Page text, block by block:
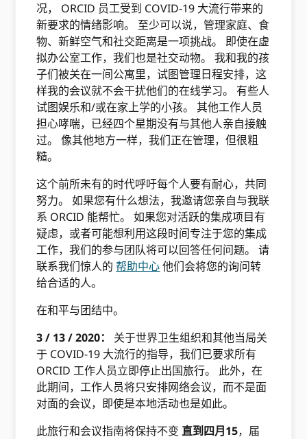
况， ORCID 员工受到 COVID-19 大流行带来的
新要求的情绪影响。 至少可以说，管理家庭、食
物、新鲜空气和社交距离是一项挑战。 即使在虚
拟办公室工作，我们也是社交动物。 我和我的孩
子们被关在一间公寓里，试图管理日程安排，这
样我的会议就不会干扰他们的在线学习。 有些人
试图娱乐和/或在家上学的小孩。 其他工作人员
担心哮喘，已经四个星期没有与其他人亲自接触
过。 像其他地方一样，我们正在管理，但很粗
糙。
这个前所未有的时代呼吁每个人要有耐心，共同
努力。 如果您有什么想法，我邀请您亲自与我联
系 ORCID 能帮忙。 如果您对活跃的集成项目有
疑虑，或者可能想利用这段时间专注于您的集成
工作，我们的参与团队将可以回答任何问题。 请
联系我们惊人的帮助中心他们会将您的询问转
给合适的人。
在和平与团结中。
3 / 13 / 2020： 关于世界卫生组织和其他当局关
于 COVID-19 大流行的指导，我们已要求所有
ORCID 工作人员立即停止出国旅行。 此外，在
此期间，工作人员将只安排网络会议，而不是面
对面的会议，即使是本地活动也是如此。
此旅行和会议指南将保持不变直到四月15，届